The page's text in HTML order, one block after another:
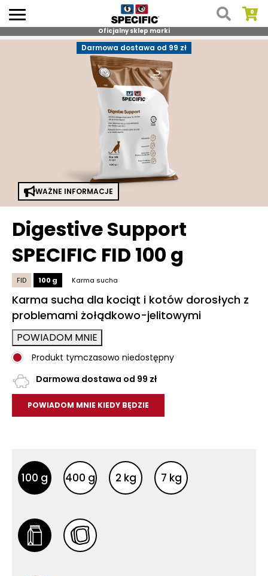
Skip
Oficjalny sklep marki
Darmowa dostawa od 99 zł
WAŻNE INFORMACJE
Digestive Support
SPECIFIC FID 100 g
FID 100 g Karma sucha
Karma sucha dla kociąt i kotów dorosłych z
problemami żołądkowo-jelitowymi
POWIADOM MNIE
Produkt tymczasowo niedostępny
Darmowa dostawa od 99 zł
POWIADOM MNIE KIEDY BĘDZIE
Inne opakowania
100 g 400 g 2 kg 7 kg
Inne opakowania